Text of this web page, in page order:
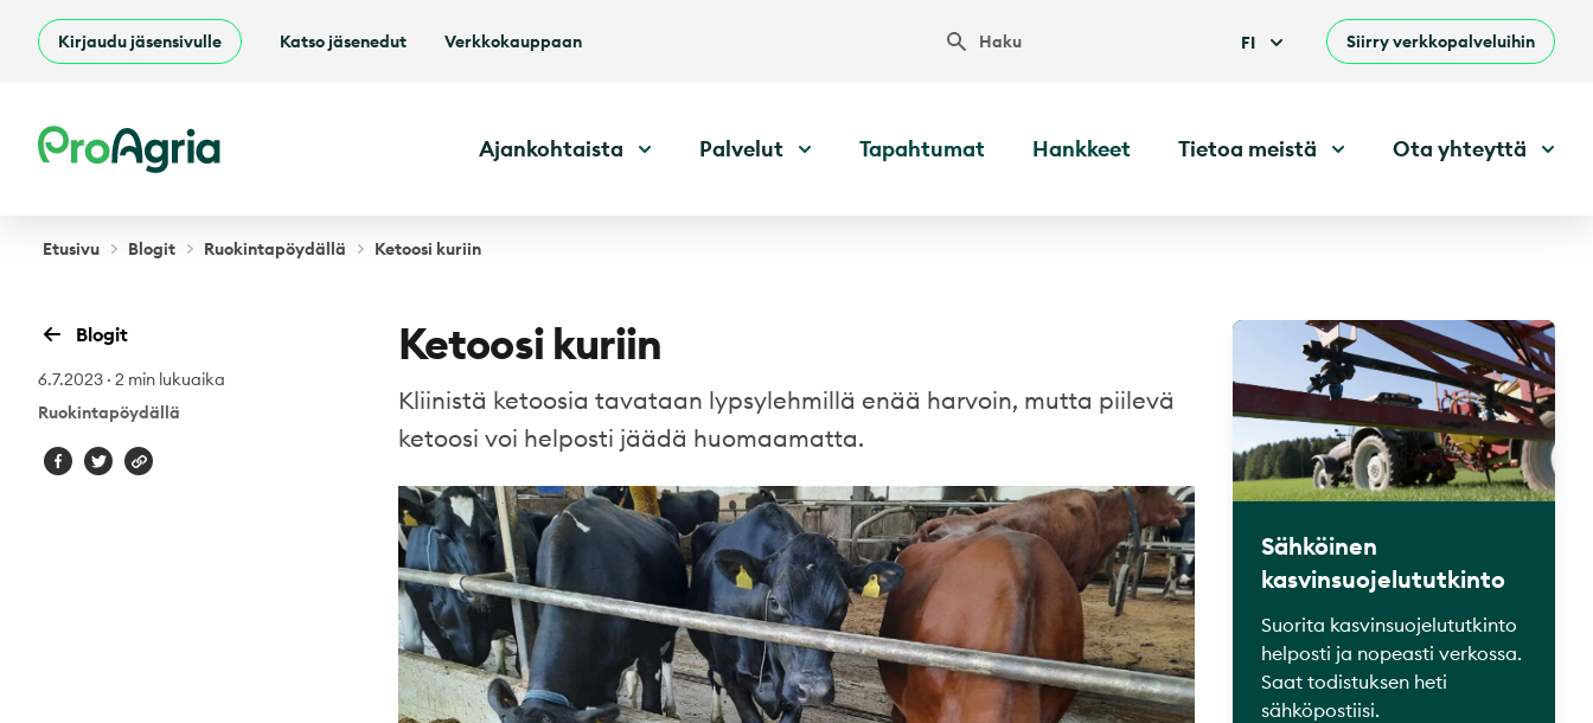
Kirjaudu jäsensivulle Katso jäsenedut Verkkokauppaan Haku FI Siirry verkkopalveluihin
ProAgria Ajankohtaista Palvelut Tapahtumat Hankkeet Tietoa meistä Ota yhteyttä
Etusivu Blogit Ruokintapöydällä Ketoosi kuriin
Blogit
6.7.2023 · 2 min lukuaika
Ruokintapöydällä
Ketoosi kuriin
Kliinistä ketoosia tavataan lypsylehmillä enää harvoin, mutta piilevä
ketoosi voi helposti jäädä huomaamatta.
Sähköinen
kasvinsuojelututkinto
Suorita kasvinsuojelututkinto
helposti ja nopeasti verkossa.
Saat todistuksen heti
sähköpostiisi.